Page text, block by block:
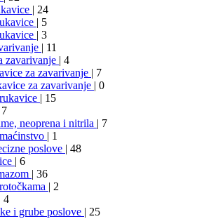
| 24
| 5
| 3
| 11
zavarivanje | 4
za zavarivanje | 7
za zavarivanje | 0
| 15
7
neoprena i nitrila | 7
| 1
poslove | 48
| 6
| 36
| 2
| 4
i grube poslove | 25